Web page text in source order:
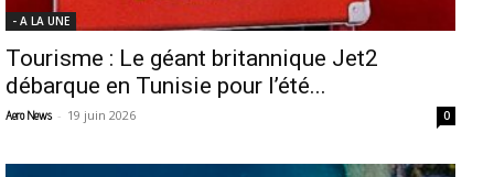
- A LA UNE
Tourisme : Le géant britannique Jet2
débarque en Tunisie pour l’été...
Aero News - 19 juin 2026 0